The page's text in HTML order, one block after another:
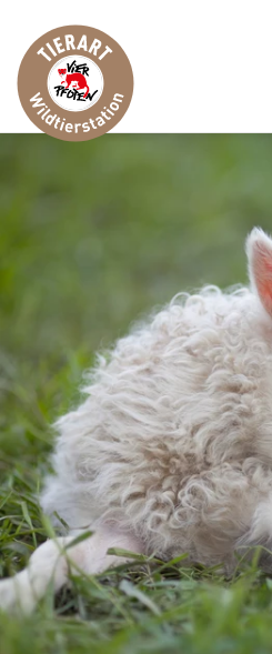
Ihr Besuch
Tiere & Tierschutz
Kontakt
Wildtiernotfall?
Spenden
Tickets